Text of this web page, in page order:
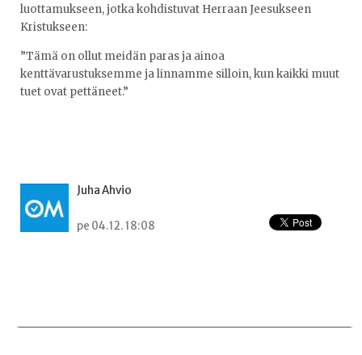
luottamukseen, jotka kohdistuvat Herraan Jeesukseen
Kristukseen:
”Tämä on ollut meidän paras ja ainoa
kenttävarustuksemme ja linnamme silloin, kun kaikki muut
tuet ovat pettäneet.”
Juha Ahvio
pe 04.12. 18:08